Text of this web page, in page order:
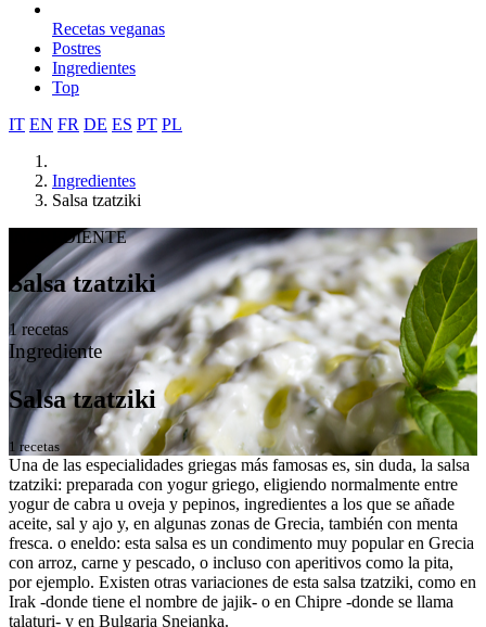
Recetas veganas
Postres
Ingredientes
Top
IT EN FR DE ES PT PL
Ingredientes
Salsa tzatziki
INGREDIENTE
Salsa tzatziki
1 recetas
Ingrediente
Salsa tzatziki
1 recetas
Una de las especialidades griegas más famosas es, sin duda, la salsa
tzatziki: preparada con yogur griego, eligiendo normalmente entre
yogur de cabra u oveja y pepinos, ingredientes a los que se añade
aceite, sal y ajo y, en algunas zonas de Grecia, también con menta
fresca. o eneldo: esta salsa es un condimento muy popular en Grecia
con arroz, carne y pescado, o incluso con aperitivos como la pita,
por ejemplo. Existen otras variaciones de esta salsa tzatziki, como en
Irak -donde tiene el nombre de jajik- o en Chipre -donde se llama
talaturi- y en Bulgaria Snejanka.